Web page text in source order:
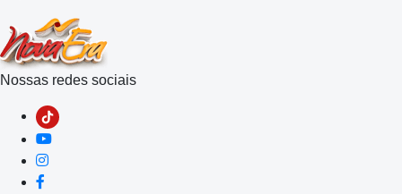
Nossas redes sociais